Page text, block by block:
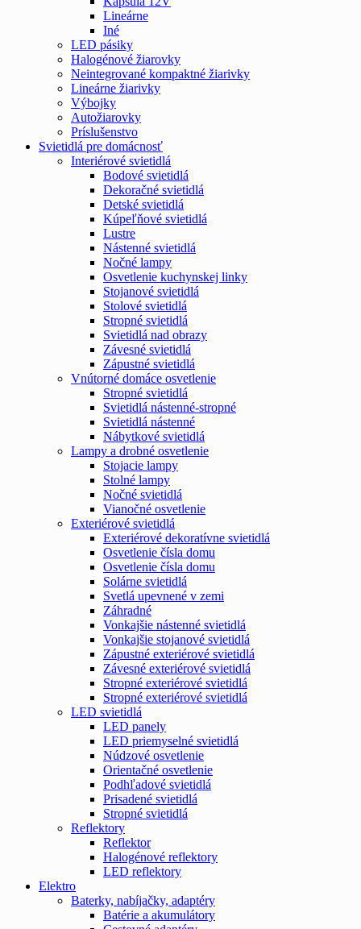
Lineárne
Iné
LED pásiky
Halogénové žiarovky
Neintegrované kompaktné žiarivky
Lineárne žiarivky
Výbojky
Autožiarovky
Príslušenstvo
Svietidlá pre domácnosť
Interiérové svietidlá
Bodové svietidlá
Dekoračné svietidlá
Detské svietidlá
Kúpeľňové svietidlá
Lustre
Nástenné svietidlá
Nočné lampy
Osvetlenie kuchynskej linky
Stojanové svietidlá
Stolové svietidlá
Stropné svietidlá
Svietidlá nad obrazy
Závesné svietidlá
Zápustné svietidlá
Vnútorné domáce osvetlenie
Stropné svietidlá
Svietidlá nástenné-stropné
Svietidlá nástenné
Nábytkové svietidlá
Lampy a drobné osvetlenie
Stojacie lampy
Stolné lampy
Nočné svietidlá
Vianočné osvetlenie
Exteriérové svietidlá
Exteriérové dekoratívne svietidlá
Osvetlenie čísla domu
Osvetlenie čísla domu
Solárne svietidlá
Svetlá upevnené v zemi
Záhradné
Vonkajšie nástenné svietidlá
Vonkajšie stojanové svietidlá
Zápustné exteriérové svietidlá
Závesné exteriérové svietidlá
Stropné exteriérové svietidlá
Stropné exteriérové svietidlá
LED svietidlá
LED panely
LED priemyselné svietidlá
Núdzové osvetlenie
Orientačné osvetlenie
Podhľadové svietidlá
Prisadené svietidlá
Stropné svietidlá
Reflektory
Reflektor
Halogénové reflektory
LED reflektory
Elektro
Baterky, nabíjačky, adaptéry
Batérie a akumulátory